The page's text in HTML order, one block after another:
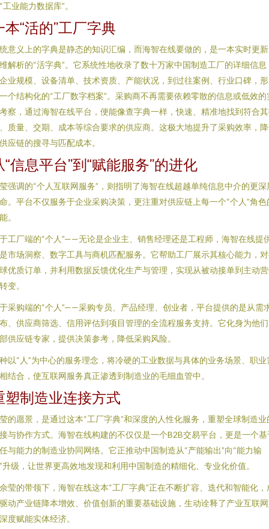
工业能力数据库”。
本“活的”工厂字典
意义上的字典是静态的知识汇编，而海智在线要做的，是一本实时更
解析的“活字典”。它系统性地收录了数十万家中国制造工厂的详细信息
业规模、设备清单、技术资质、产能状况，到过往案例、行业口碑，
个结构化的“工厂数字档案”。采购商不再需要依赖零散的信息或低效的
察，通过海智在线平台，便能像查字典一样，快速、精准地找到符合
质量、交期、成本等综合要求的供应商。这极大地提升了采购效率，
应链的搜寻与匹配成本。
“信息平台”到“赋能服务”的进化
强调的“个人互联网服务”，则指明了海智在线超越单纯信息中介的更深
。平台不仅服务于企业采购决策，更注重对供应链上每一个“个人”角色
。
工厂端的“个人”——无论是企业主、销售经理还是工程师，海智在线提
市场洞察、数字工具与商机匹配服务。它帮助工厂展示其核心能力，
优质订单，并利用数据反馈优化生产与管理，实现从被动接单到主动
变。
采购端的“个人”——采购专员、产品经理、创业者，平台提供的是从需
、供应商筛选、信用评估到项目管理的全流程服务支持。它化身为他
供应链专家，提供决策参考，降低采购风险。
以“人”为中心的服务理念，将冷硬的工业数据与具体的业务场景、职业
结合，使互联网服务真正渗透到制造业的毛细血管中。
塑制造业连接方式
的愿景，是通过这本“工厂字典”和深度的人性化服务，重塑全球制造业
与协作方式。海智在线构建的不仅仅是一个B2B交易平台，更是一个基
与能力的制造业协同网络。它正推动中国制造从“产能输出”向“能力输
升级，让世界更高效地发现和利用中国制造的精细化、专业化价值。
莹的带领下，海智在线这本“工厂字典”正在不断扩容、迭代和智能化，
动产业链降本增效、价值创新的重要基础设施，生动诠释了产业互联
度赋能实体经济。